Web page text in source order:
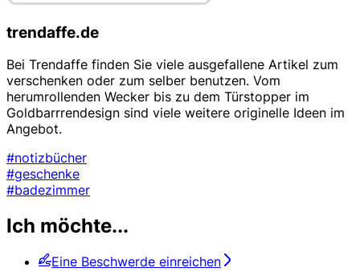
trendaffe.de
Bei Trendaffe finden Sie viele ausgefallene Artikel zum
verschenken oder zum selber benutzen. Vom
herumrollenden Wecker bis zu dem Türstopper im
Goldbarrrendesign sind viele weitere originelle Ideen im
Angebot.
#notizbücher
#geschenke
#badezimmer
Ich möchte...
Eine Beschwerde einreichen